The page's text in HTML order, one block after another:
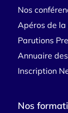
Nos
Apéros de
Parutions
Annuaire
Inscription
Nos